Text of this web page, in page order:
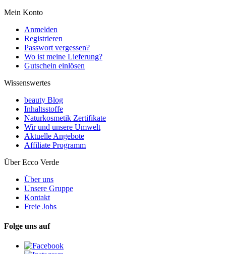
Mein Konto
Anmelden
Registrieren
Passwort vergessen?
Wo ist meine Lieferung?
Gutschein einlösen
Wissenswertes
beauty Blog
Inhaltsstoffe
Naturkosmetik Zertifikate
Wir und unsere Umwelt
Aktuelle Angebote
Affiliate Programm
Über Ecco Verde
Über uns
Unsere Gruppe
Kontakt
Freie Jobs
Folge uns auf